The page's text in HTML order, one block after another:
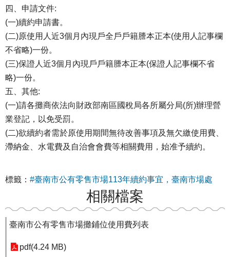
四、申請文件:
(一)續約申請書。
(二)原使用人近3個月內現戶全戶戶籍謄本正本(使用人記事欄
不省略)一份。
(三)保證人近3個月內現戶戶籍謄本正本(保證人記事欄不省
略)一份。
五、其他:
(一)請各攤商依法向財政部南區國稅局各所屬分局(所)辦理營
業登記，以免受罰。
(二)欲續約者需於原使用期間無待改善事項及無欠繳使用費、
滯納金、水電費及自治會會費等相關費用，始准予續約。
標籤： #臺南市公有零售市場113年續約事宜，臺南市場處
相關檔案
臺南市公有零售市場攤鋪位使用費列表
pdf(4.24 MB)